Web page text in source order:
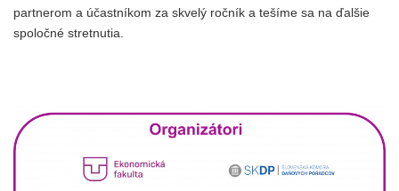
partnerom a účastníkom za skvelý ročník a tešíme sa na ďalšie
spoločné stretnutia.